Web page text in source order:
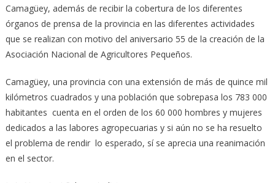
Camagüey, además de recibir la cobertura de los diferentes
órganos de prensa de la provincia en las diferentes actividades
que se realizan con motivo del aniversario 55 de la creación de la
Asociación Nacional de Agricultores Pequeños.
Camagüey, una provincia con una extensión de más de quince mil
kilómetros cuadrados y una población que sobrepasa los 783 000
habitantes cuenta en el orden de los 60 000 hombres y mujeres
dedicados a las labores agropecuarias y si aún no se ha resuelto
el problema de rendir lo esperado, sí se aprecia una reanimación
en el sector.